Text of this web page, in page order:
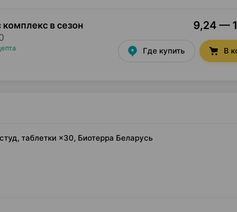
в сезон
9,24 —
Где купить В
таблетки ×30, Биотерра Беларусь